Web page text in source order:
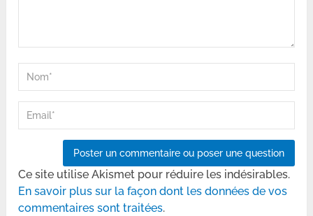
Ce site utilise Akismet pour réduire les indésirables.
En savoir plus sur la façon dont les données de vos
commentaires sont traitées.